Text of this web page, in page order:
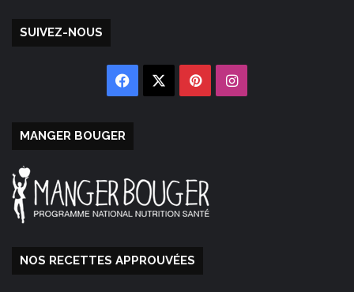
SUIVEZ-NOUS
Facebook PinterestInstagram
MANGER BOUGER
NOS RECETTES APPROUVÉES